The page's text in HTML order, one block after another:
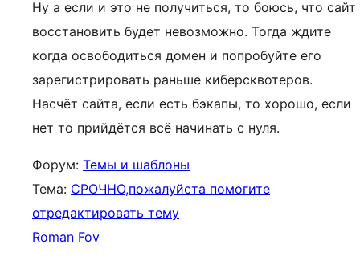
Ну а если и это не получиться, то боюсь, что сайт
восстановить будет невозможно. Тогда ждите
когда освободиться домен и попробуйте его
зарегистрировать раньше киберсквотеров.
Насчёт сайта, если есть бэкапы, то хорошо, если
нет то прийдётся всё начинать с нуля.
Форум: Темы и шаблоны
Тема: СРОЧНО,пожалуйста помогите
отредактировать тему
Roman Fov